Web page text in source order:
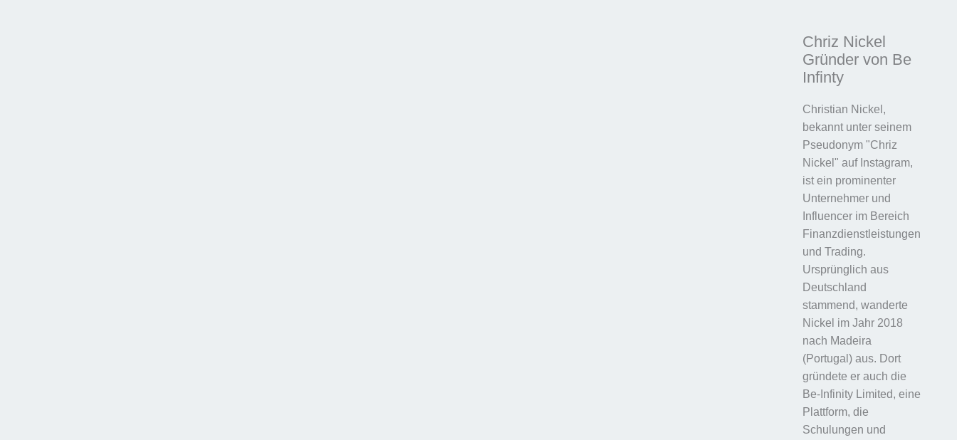
Chriz Nickel
Gründer von Be
Infinty
Christian Nickel,
bekannt unter seinem
Pseudonym "Chriz
Nickel" auf Instagram,
ist ein prominenter
Unternehmer und
Influencer im Bereich
Finanzdienstleistungen
und Trading.
Ursprünglich aus
Deutschland
stammend, wanderte
Nickel im Jahr 2018
nach Madeira
(Portugal) aus. Dort
gründete er auch die
Be-Infinity Limited, eine
Plattform, die
Schulungen und